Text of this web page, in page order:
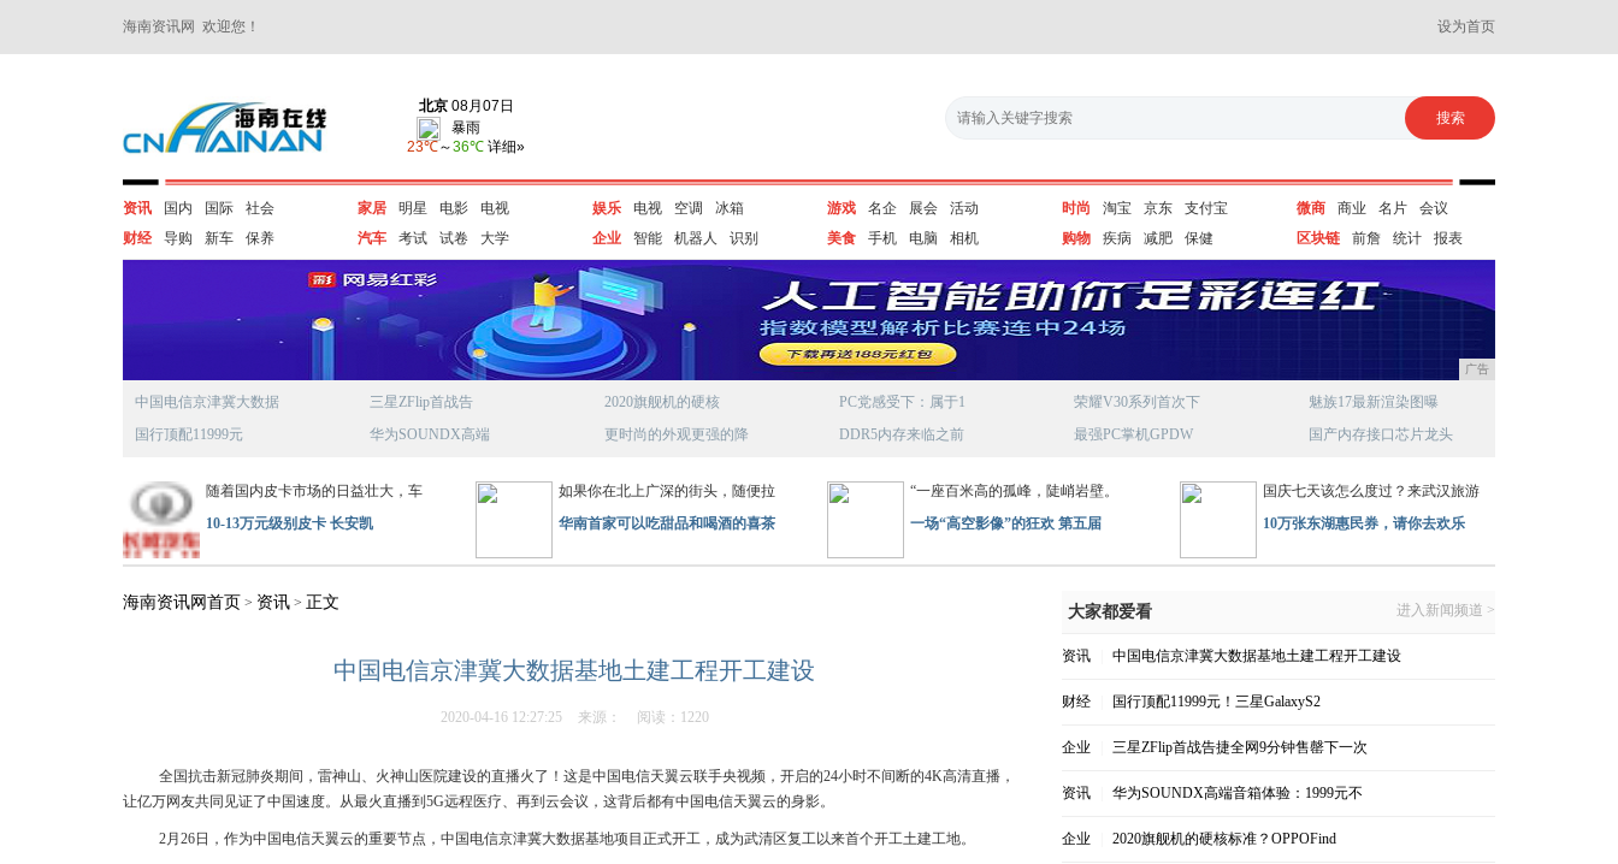
海南资讯网 欢迎您！ 设为首页
资讯 国内 国际
社会
财经
导购 新车 保养
家居 明星 电影
电视
汽车
考试 试卷 大学
娱乐 电视 空调
冰箱
企业
智能 机器人 识别
游戏 名企 展会
活动
美食
手机 电脑 相机
时尚 淘宝 京东
支付宝
购物
疾病 减肥 保健
微商 商业 名片
会议
区块链
前詹 统计 报表
广告
中国电信京津冀大数据
国行顶配11999元
三星ZFlip首战告
华为SOUNDX高端
2020旗舰机的硬核
更时尚的外观更强的降
PC党感受下：属于1
DDR5内存来临之前
荣耀V30系列首次下
最强PC掌机GPDW
魅族17最新渲染图曝
国产内存接口芯片龙头
随着国内皮卡市场的日益壮大，车
10-13万元级别皮卡 长安凯
如果你在北上广深的街头，随便拉
华南首家可以吃甜品和喝酒的喜茶
“一座百米高的孤峰，陡峭岩壁。
一场“高空影像”的狂欢 第五届
国庆七天该怎么度过？来武汉旅游
10万张东湖惠民券，请你去欢乐
海南资讯网首页 > 资讯 > 正文
中国电信京津冀大数据基地土建工程开工建设
2020-04-16 12:27:25 来源： 阅读：1220
全国抗击新冠肺炎期间，雷神山、火神山医院建设的直播火了！这是中国电信天翼云联手央视频，开启的24小时不间断的4K高清直播，
让亿万网友共同见证了中国速度。从最火直播到5G远程医疗、再到云会议，这背后都有中国电信天翼云的身影。
2月26日，作为中国电信天翼云的重要节点，中国电信京津冀大数据基地项目正式开工，成为武清区复工以来首个开工土建工地。
大家都爱看 进入新闻频道 >
资讯 中国电信京津冀大数据基地土建工程开工建设
财经 国行顶配11999元！三星GalaxyS2
企业 三星ZFlip首战告捷全网9分钟售罄下一次
资讯 华为SOUNDX高端音箱体验：1999元不
企业 2020旗舰机的硬核标准？OPPOFind